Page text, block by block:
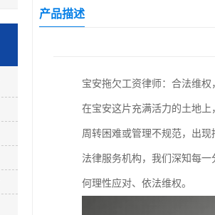
产品描述
宝安拖欠工资律师：合法维权
在宝安这片充满活力的土地
周转困难或管理不规范，出
法律服务机构，我们深知每
何理性应对、依法维权。